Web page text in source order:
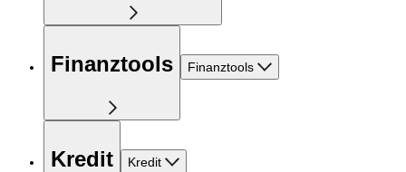
Finanztools Finanztools
Kredit Kredit